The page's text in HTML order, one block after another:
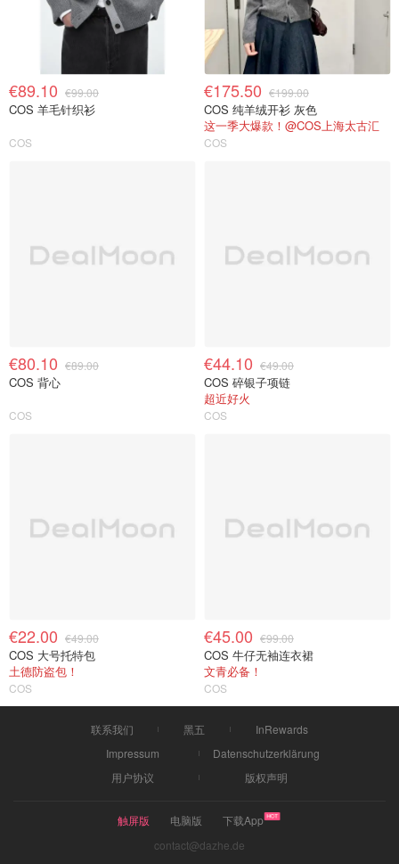
€89.10 €99.00
COS 羊毛针织衫
COS
€175.50 €199.00
COS 纯羊绒开衫 灰色
这一季大爆款！@COS上海太古汇
COS
€80.10 €89.00
COS 背心
COS
€44.10 €49.00
COS 碎银子项链
超近好火
COS
€22.00 €49.00
COS 大号托特包
土德防盗包！
COS
€45.00 €99.00
COS 牛仔无袖连衣裙
文青必备！
COS
联系我们 黑五
InRewards
Impressum
Datenschutzerklärung
用户协议
版权声明
触屏版 电脑版
下载App
contact@dazhe.de